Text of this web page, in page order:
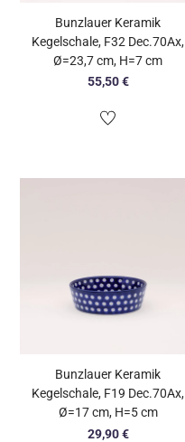
Bunzlauer Keramik
Kegelschale, F32 Dec.70Ax,
Ø=23,7 cm, H=7 cm
55,50€
Bunzlauer Keramik
Kegelschale, F19 Dec.70Ax,
Ø=17 cm, H=5 cm
29,90€